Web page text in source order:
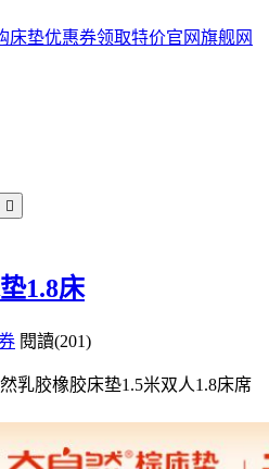
旗舰网

1.8床
閱讀(201)
乳胶橡胶床垫1.5米双人1.8床席